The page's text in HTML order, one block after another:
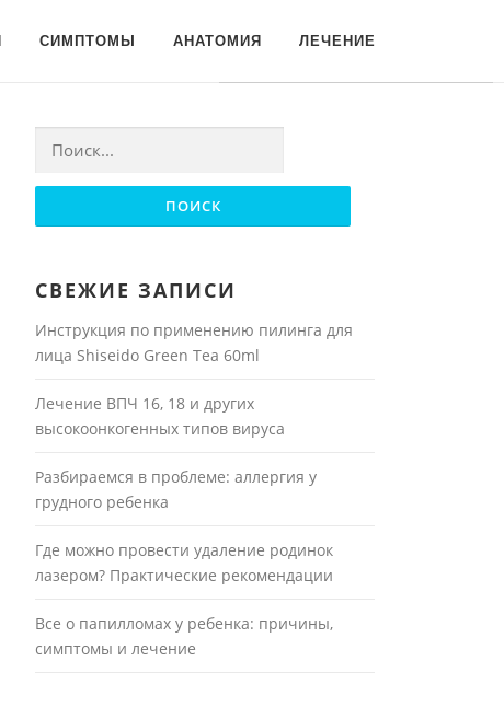
СИМПТОМЫ АНАТОМИЯ ЛЕЧЕНИЕ
Найти:
СВЕЖИЕ ЗАПИСИ
Инструкция по применению пилинга для
лица Shiseido Green Tea 60ml
Лечение ВПЧ 16, 18 и других
высокоонкогенных типов вируса
Разбираемся в проблеме: аллергия у
грудного ребенка
Где можно провести удаление родинок
лазером? Практические рекомендации
Все о папилломах у ребенка: причины,
симптомы и лечение
Для любых предложений по